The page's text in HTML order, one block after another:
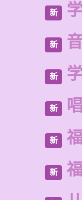
新
新
新
新
新
新